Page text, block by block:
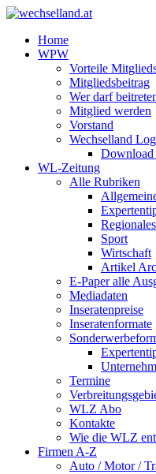
Home
WPW
Vorteile
Mitgliedsbeitrag
Wer darf
Mitglied werden
Vorstand
Wechselland
WL-Zeitung
Alle Rubriken
Regionales
Sport
Wirtschaft
Artikel
E-Paper alle
Mediadaten
Inseratenpreise
Inseratenformate
Termine
WLZ Abo
Kontakte
Wie die WLZ
Firmen A-Z
Auto / Motor /